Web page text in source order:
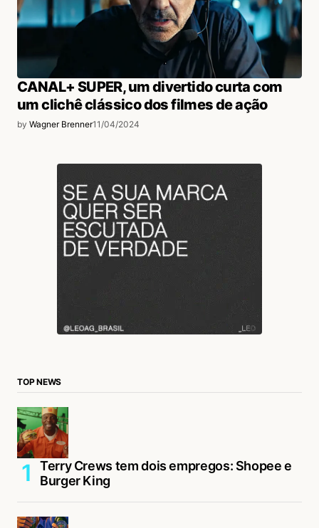
CANAL+ SUPER, um divertido curta com
um clichê clássico dos filmes de ação
by Wagner Brenner11/04/2024
TOP NEWS
Terry Crews tem dois empregos: Shopee e
Burger King